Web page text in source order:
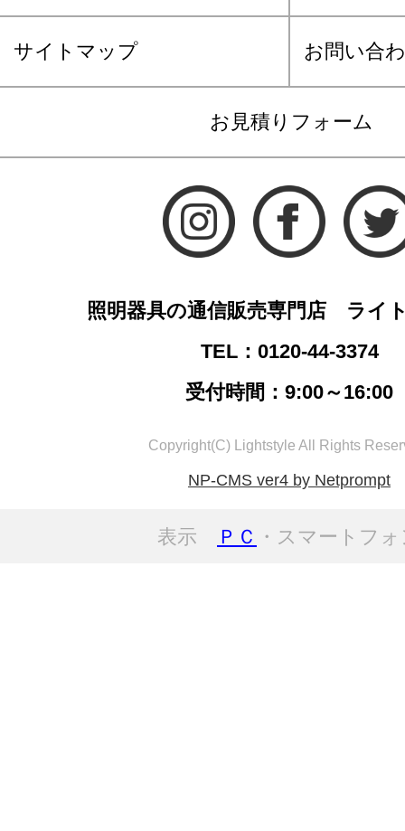
サイトマップ お問い合
お見積りフォーム
照明器具の通信販売専門店 ライ
TEL：0120-44-3374
受付時間：9:00～16:00
Copyright(C) Lightstyle All Rights
NP-CMS ver4 by Netprompt
表示 ＰＣ ・スマートフ